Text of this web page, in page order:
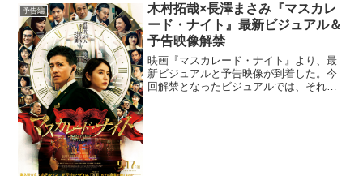
予告編
木村拓哉×長澤まさみ『マスカレ
ード・ナイト』最新ビジュアル＆
予告映像解禁
映画『マスカレード・ナイト』より、最
新ビジュアルと予告映像が到着した。今
回解禁となったビジュアルでは、それぞ